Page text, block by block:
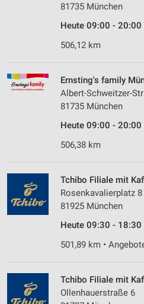
81735 München
Heute 09:00 - 20:00
506,12 km
Ernsting's family
Albert-Schweitzer-
81735 München
Heute 09:00 - 20:00
506,38 km
Tchibo Filiale mit
Rosenkavalierplatz 8
81925 München
Heute 09:30 - 18:30
501,89 km •
Tchibo Filiale mit
Ollenhauerstraße 6